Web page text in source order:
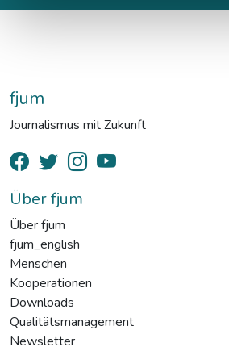
fjum
Journalismus mit Zukunft
Über fjum
Über fjum
fjum_english
Menschen
Kooperationen
Downloads
Qualitätsmanagement
Newsletter